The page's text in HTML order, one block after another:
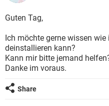
FACEBOOK
WHATSAPP
ANDROID
WINDOWS 10
WHATSAPP
FACEBOOK
SPIELE
WINDOWS 10
WHATSAPP
FACEBOOK
Guten Tag,
Ich möchte gerne wissen
deinstallieren kann?
Kann mir bitte jemand
Danke im voraus.
Share